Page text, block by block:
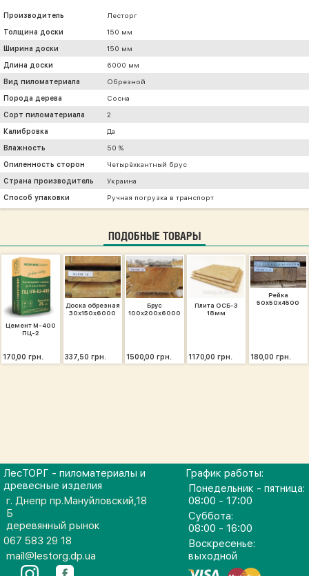
Производитель
Лесторг
Толщина доски
150 мм
Ширина доски
150 мм
Длина доски
6000 мм
Вид пиломатериала
Обрезной
Порода дерева
Сосна
Сорт пиломатериала
2
Калибровка
Да
Влажность
50 %
Опиленность сторон
Четырёхкантный брус
Страна производитель
Украина
Способ упаковки
Ручная погрузка в транспорт
ПОДОБНЫЕ ТОВАРЫ
Цемент М-400
ПЦ-2
170,00 грн.
Доска обрезная
30х150х6000
337,50 грн.
Брус
100х200х6000
1500,00 грн.
Плита ОСБ-3
18мм
1170,00 грн.
Рейка
50х50х4500
180,00 грн.
ЛесТОРГ - пиломатериалы и
древесные изделия
г. Днепр пр.Мануйловский,18
Б
деревянный рынок
067 583 29 18
mail@lestorg.dp.ua
График работы:
Понедельник - пятница:
08:00 - 17:00
Суббота:
08:00 - 16:00
Воскресенье:
выходной